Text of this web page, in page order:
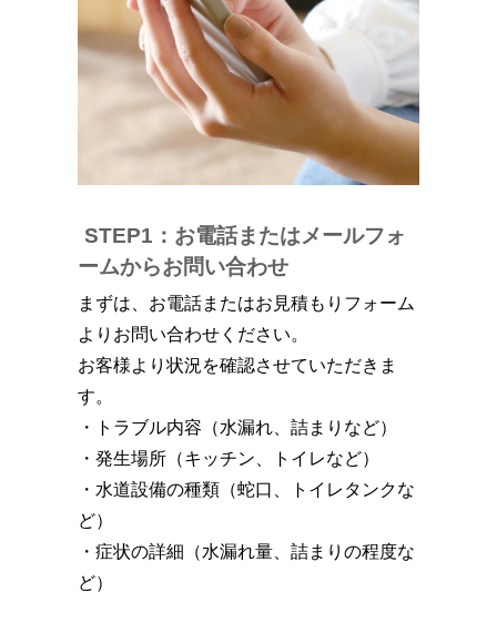
STEP1：お電話またはメールフォ
ームからお問い合わせ
まずは、お電話またはお見積もりフォーム
よりお問い合わせください。
お客様より状況を確認させていただきま
す。
・トラブル内容（水漏れ、詰まりなど）
・発生場所（キッチン、トイレなど）
・水道設備の種類（蛇口、トイレタンクな
ど）
・症状の詳細（水漏れ量、詰まりの程度な
ど）